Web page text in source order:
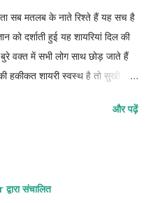
सब मतलब के नाते रिश्ते हैं यह सच है
को दर्शाती हुई यह शायरियां दिल की
वक्त में सभी लोग साथ छोड़ जाते हैं
हकीकत शायरी स्वस्थ है तो सुखी है
वही अपना है बिना स्वार्थ के कोई
है हालात बुरे होने पर अपने भी
और पढ़ें
संचालित